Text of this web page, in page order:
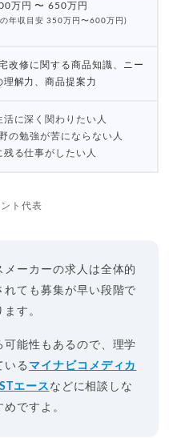
万円 〜 650万円
年収目安 350万円〜600万円)
改修に関する商品知識、ニー
理解力、商品提案力
活に深く関わりたい人
の勉強が苦にならない人
残る仕事がしたい人
ト代表
ーカーの求人は全体的
ても募集が早い段階で
す。
能性もあるので、理学
いる マイナビコメディカ
エース などに相談しな
ですよ。